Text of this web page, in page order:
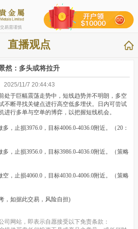
易需谨慎
直播观点
然：多头或将拉升
2025/11/7 20:44:43
处于巨幅震荡走势中，短线趋势并不明朗，多空
不断寻找关键点进行高空低多埋伏。日内可尝试
进行多单与空单的博弈，以把握短线机会。
，止损3976.0，目标4006.0-4036.0附近。（20：
，止损3956.0，目标3986.0-4036.0附近。（策略
，止损4060.0，目标4030.0-4006.0附近。（策略
，如据此交易，风险自担)
司网站，即表示自愿接受以下免责条款：